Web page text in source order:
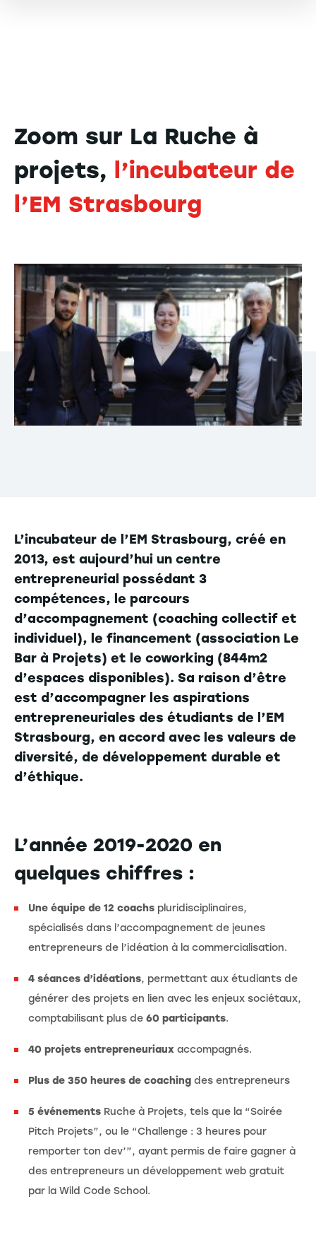
Zoom sur La Ruche à
projets,
l’incubateur de
l’EM Strasbourg
L’incubateur de l’EM Strasbourg, créé en
2013, est aujourd’hui un centre
entrepreneurial possédant 3
compétences, le parcours
d’accompagnement (coaching collectif et
individuel), le financement (association Le
Bar à Projets) et le coworking (844m2
d’espaces disponibles). Sa raison d’être
est d’accompagner les aspirations
entrepreneuriales des étudiants de l’EM
Strasbourg, en accord avec les valeurs de
diversité, de développement durable et
d’éthique.
L’année 2019-2020 en
quelques chiffres :
Une équipe de 12 coachs pluridisciplinaires,
spécialisés dans l’accompagnement de jeunes
entrepreneurs de l’idéation à la commercialisation.
4 séances d’idéations, permettant aux étudiants de
générer des projets en lien avec les enjeux sociétaux,
comptabilisant plus de 60 participants.
40 projets entrepreneuriaux accompagnés.
Plus de 350 heures de coaching des entrepreneurs
5 événements Ruche à Projets, tels que la “Soirée
Pitch Projets”, ou le “Challenge : 3 heures pour
remporter ton dev’”, ayant permis de faire gagner à
des entrepreneurs un développement web gratuit
par la Wild Code School.